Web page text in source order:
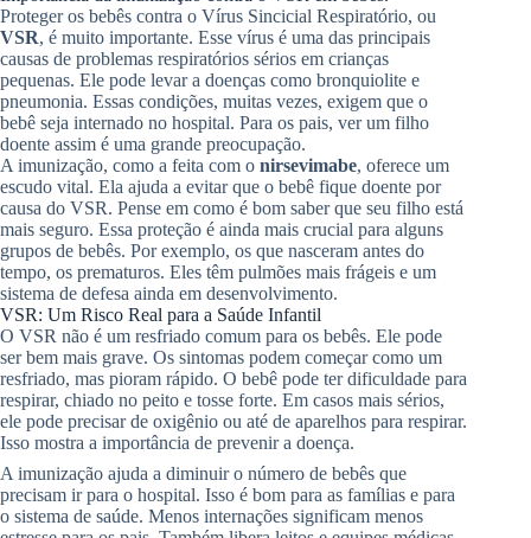
Proteger os bebês contra o Vírus Sincicial Respiratório, ou
VSR, é muito importante. Esse vírus é uma das principais
causas de problemas respiratórios sérios em crianças
pequenas. Ele pode levar a doenças como bronquiolite e
pneumonia. Essas condições, muitas vezes, exigem que o
bebê seja internado no hospital. Para os pais, ver um filho
doente assim é uma grande preocupação.
A imunização, como a feita com o nirsevimabe, oferece um
escudo vital. Ela ajuda a evitar que o bebê fique doente por
causa do VSR. Pense em como é bom saber que seu filho está
mais seguro. Essa proteção é ainda mais crucial para alguns
grupos de bebês. Por exemplo, os que nasceram antes do
tempo, os prematuros. Eles têm pulmões mais frágeis e um
sistema de defesa ainda em desenvolvimento.
VSR: Um Risco Real para a Saúde Infantil
O VSR não é um resfriado comum para os bebês. Ele pode
ser bem mais grave. Os sintomas podem começar como um
resfriado, mas pioram rápido. O bebê pode ter dificuldade para
respirar, chiado no peito e tosse forte. Em casos mais sérios,
ele pode precisar de oxigênio ou até de aparelhos para respirar.
Isso mostra a importância de prevenir a doença.
A imunização ajuda a diminuir o número de bebês que
precisam ir para o hospital. Isso é bom para as famílias e para
o sistema de saúde. Menos internações significam menos